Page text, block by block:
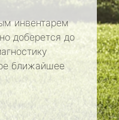
инвентарем
доберется до
ближайшее